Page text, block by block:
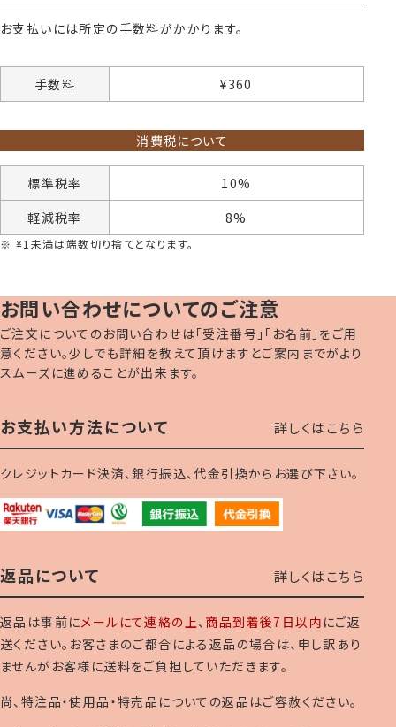
お支払いには所定の手数料がかかります。
手数料 ¥360
消費税について
標準税率
10%
軽減税率
8%
¥1 未満は端数切り捨てとなります。
お問い合わせについてのご注意
ご注文についてのお問い合わせは「受注番号」「お名前」をご用
意ください。少しでも詳細を教えて頂けますとご案内までがより
スムーズに進めることが出来ます。
お支払い方法について 詳しくはこちら
クレジットカード決済、銀行振込、代金引換からお選び下さい。
返品について 詳しくはこちら
返品は事前にメールにて連絡の上、 商品到着後7日以内 にご返
送ください。お客さまのご都合による返品の場合は、申し訳あり
ませんがお客様に送料をご負担していただきます。
尚、特注品・使用品・特売品についての返品はご容赦ください。